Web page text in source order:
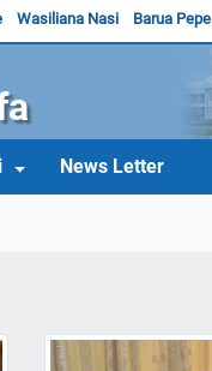
Barua Pepe
Wasiliana Nasi
News Letter